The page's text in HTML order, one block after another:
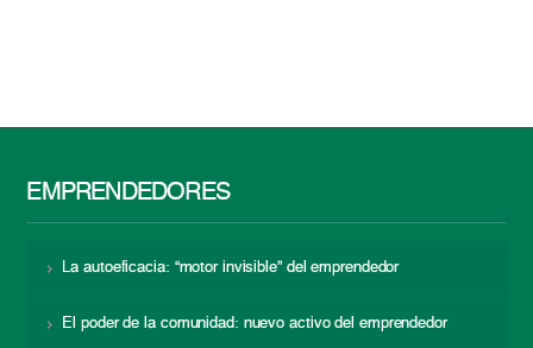
EMPRENDEDORES
La autoeficacia: “motor invisible” del emprendedor
El poder de la comunidad: nuevo activo del emprendedor